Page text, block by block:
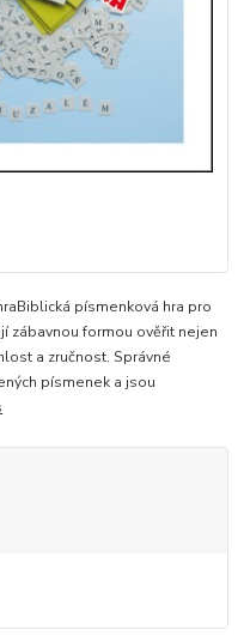
písmenková hra pro
zábavnou formou ověřit nejen
a zručnost. Správné
písmenek a jsou